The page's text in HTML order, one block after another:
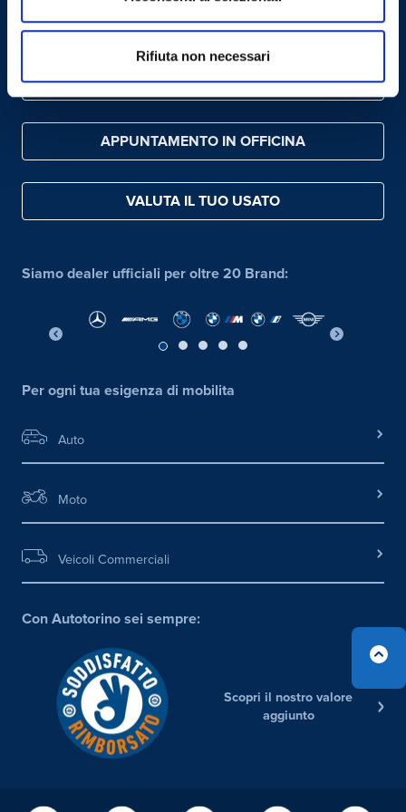
Rifiuta non necessari
CONTATTACI
SCOPRI I SERVIZI MOBILITY
APPUNTAMENTO IN OFFICINA
VALUTA IL TUO USATO
Siamo dealer ufficiali per oltre 20 Brand:
Per ogni tua esigenza di mobilita
Auto
Moto
Veicoli Commerciali
Con Autotorino sei sempre:
Scopri il nostro valore
aggiunto